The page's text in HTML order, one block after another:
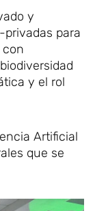
y
para
con
y el rol
Artificial
que se